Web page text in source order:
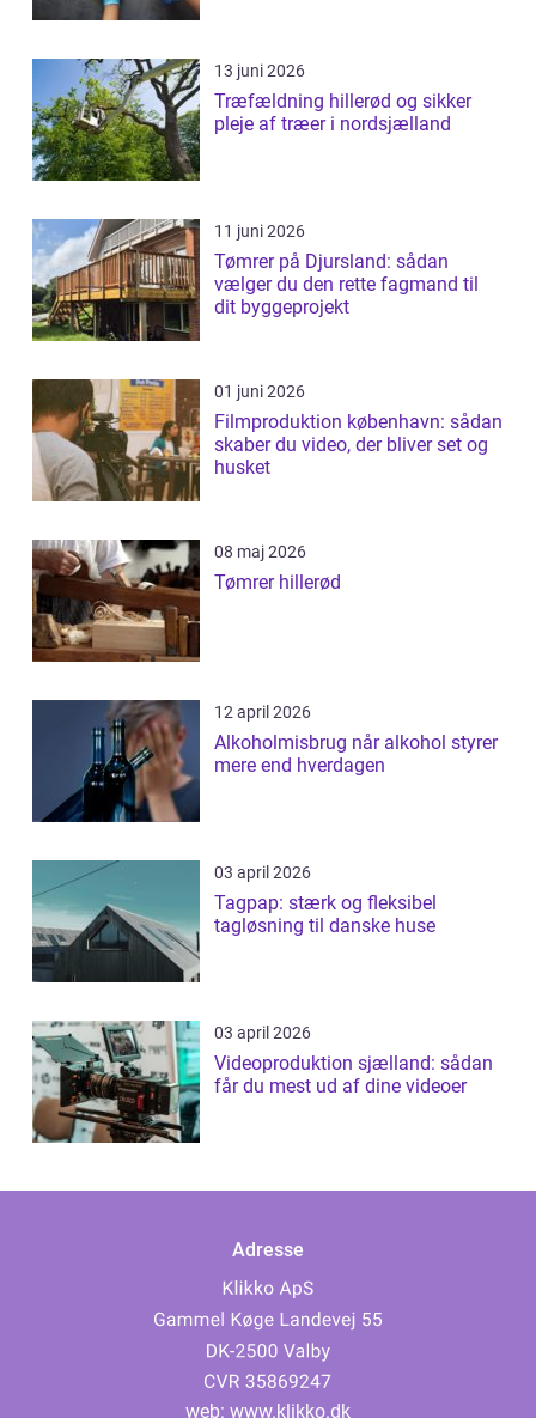
13 juni 2026
Træfældning hillerød og sikker
pleje af træer i nordsjælland
11 juni 2026
Tømrer på Djursland: sådan
vælger du den rette fagmand til
dit byggeprojekt
01 juni 2026
Filmproduktion københavn: sådan
skaber du video, der bliver set og
husket
08 maj 2026
Tømrer hillerød
12 april 2026
Alkoholmisbrug når alkohol styrer
mere end hverdagen
03 april 2026
Tagpap: stærk og fleksibel
tagløsning til danske huse
03 april 2026
Videoproduktion sjælland: sådan
får du mest ud af dine videoer
Adresse
web: www.klikko.dk